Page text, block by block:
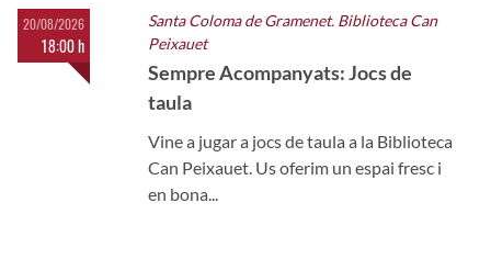
20/08/2026
18:00 h
Santa Coloma de Gramenet. Biblioteca Can
Peixauet
Sempre Acompanyats: Jocs de
taula
Vine a jugar a jocs de taula a la Biblioteca
Can Peixauet. Us oferim un espai fresc i
en bona...